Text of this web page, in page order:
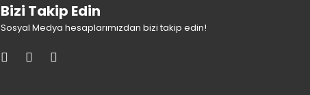
Bizi Takip Edin
Sosyal Medya hesaplarımızdan bizi takip edin!